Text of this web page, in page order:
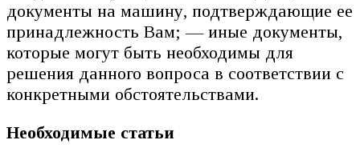
документы на машину, подтверждающие ее
принадлежность Вам; — иные документы,
которые могут быть необходимы для
решения данного вопроса в соответствии с
конкретными обстоятельствами.
Необходимые статьи